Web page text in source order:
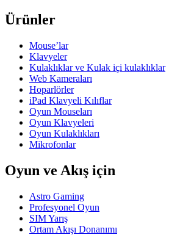
Ürünler
Mouse’lar
Klavyeler
Kulaklıklar ve Kulak içi kulaklıklar
Web Kameraları
Hoparlörler
iPad Klavyeli Kılıflar
Oyun Mouseları
Oyun Klavyeleri
Oyun Kulaklıkları
Mikrofonlar
Oyun ve Akış için
Astro Gaming
Profesyonel Oyun
SIM Yarış
Ortam Akışı Donanımı